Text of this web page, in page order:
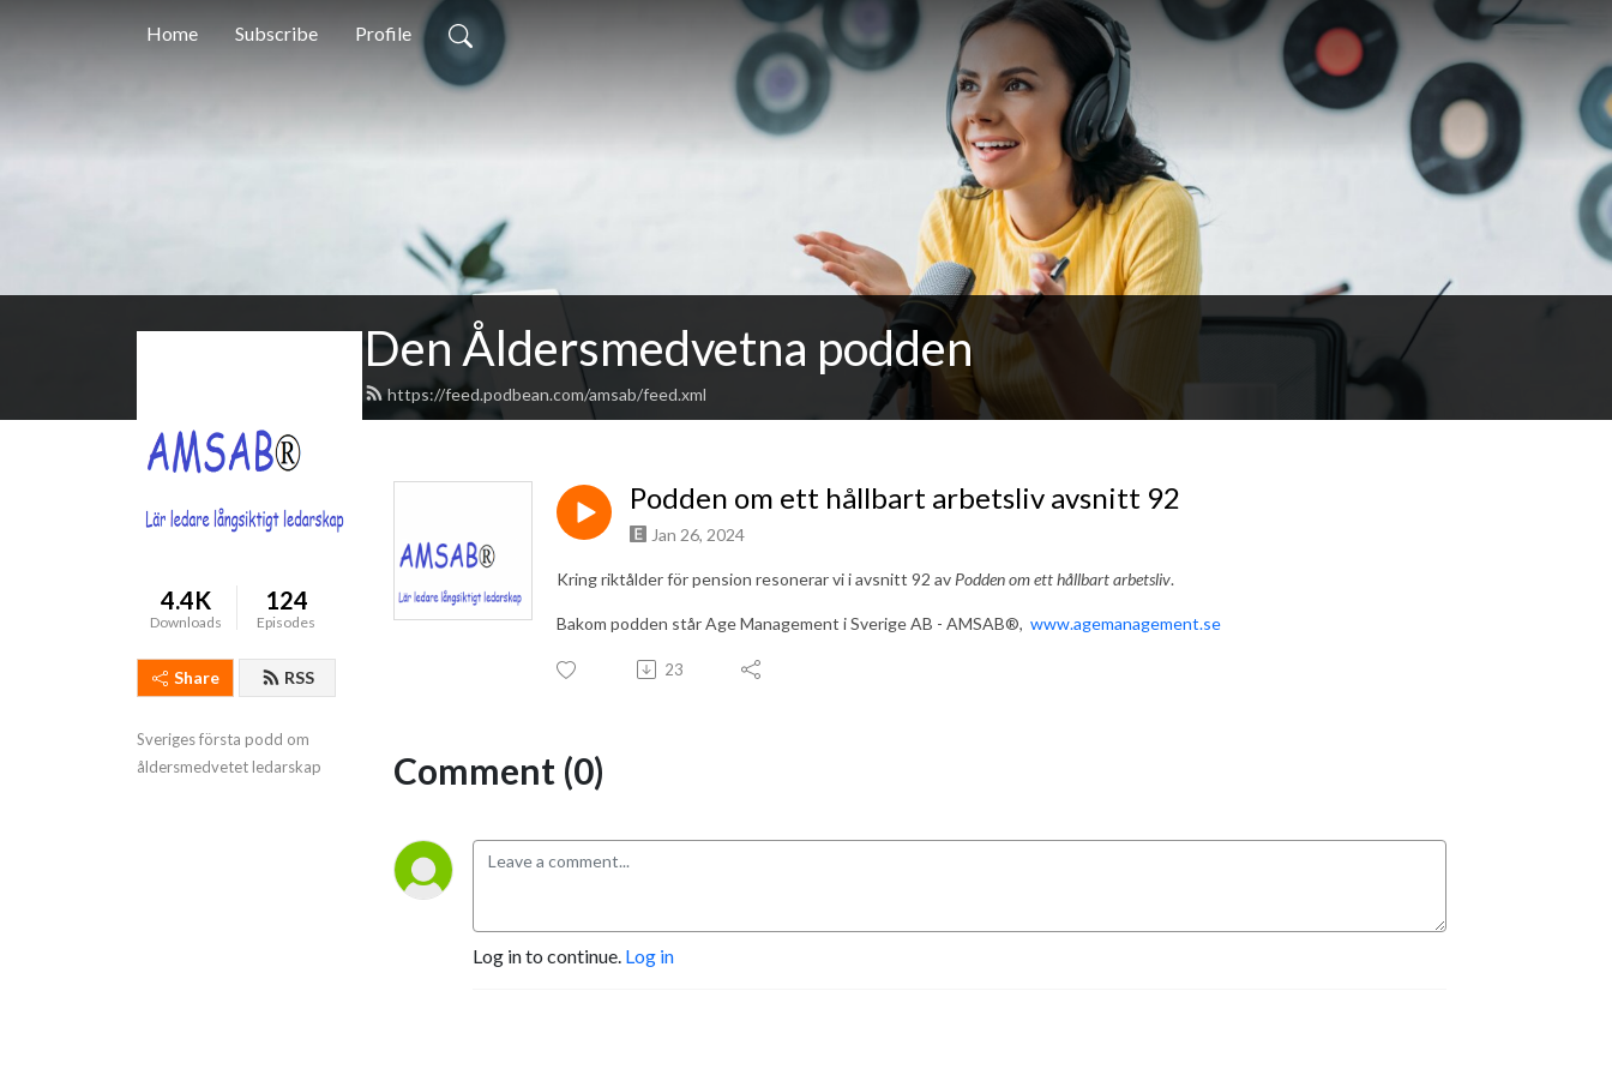
Home Subscribe Profile
Den Åldersmedvetna podden
https://feed.podbean.com/amsab/feed.xml
4.4K
Downloads
124
Episodes
Share RSS
Sveriges första podd om
åldersmedvetet ledarskap
Podden om ett hållbart arbetsliv avsnitt 92
Jan 26, 2024
Kring riktålder för pension resonerar vi i avsnitt 92 av Podden om ett hållbart arbetsliv.
Bakom podden står Age Management i Sverige AB - AMSAB®, www.agemanagement.se
23
Comment (0)
Log in to continue. Log in